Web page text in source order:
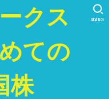
クス
ての
株
SEARCH